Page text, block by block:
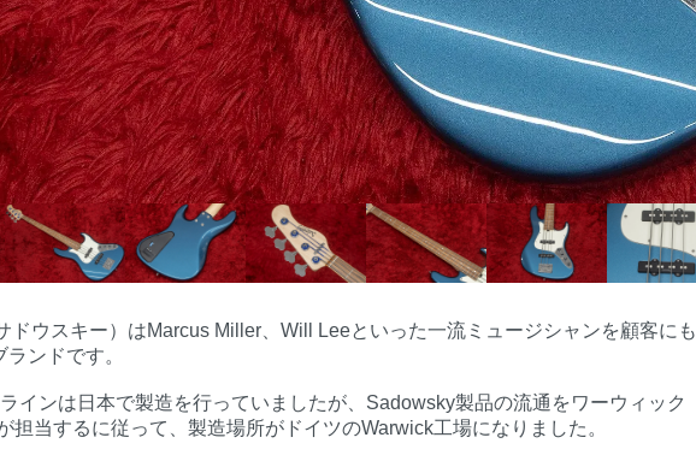
ドウスキー）はMarcus Miller、Will Leeといった一流ミュージシャンを顧客にも
ンドです。
インは日本で製造を行っていましたが、Sadowsky製品の流通をワーウィック
担当するに従って、製造場所がドイツのWarwick工場になりました。